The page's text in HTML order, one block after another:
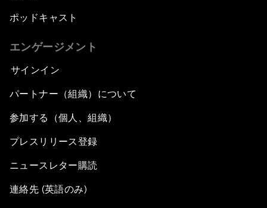
ポッドキャスト
エンゲージメント
サインイン
パートナー（組織）について
参加する（個人、組織）
プレスリリース登録
ニュースレター購読
連絡先 (英語のみ)